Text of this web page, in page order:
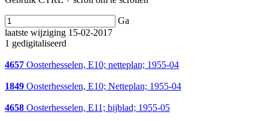
Ga
laatste wijziging 15-02-2017
1 gedigitaliseerd
4657 Oosterhesselen, E10; netteplan; 1955-04
1849 Oosterhesselen, E10; Netteplan; 1955-04
4658 Oosterhesselen, E11; bijblad; 1955-05